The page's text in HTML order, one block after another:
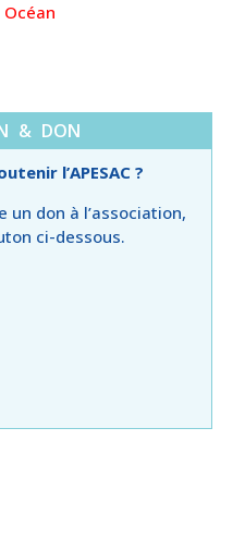
& DON
l’APESAC ?
don à l’association,
ci-dessous.